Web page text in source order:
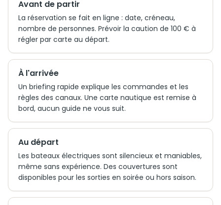
Avant de partir
La réservation se fait en ligne : date, créneau,
nombre de personnes. Prévoir la caution de 100 € à
régler par carte au départ.
À l'arrivée
Un briefing rapide explique les commandes et les
règles des canaux. Une carte nautique est remise à
bord, aucun guide ne vous suit.
Au départ
Les bateaux électriques sont silencieux et maniables,
même sans expérience. Des couvertures sont
disponibles pour les sorties en soirée ou hors saison.